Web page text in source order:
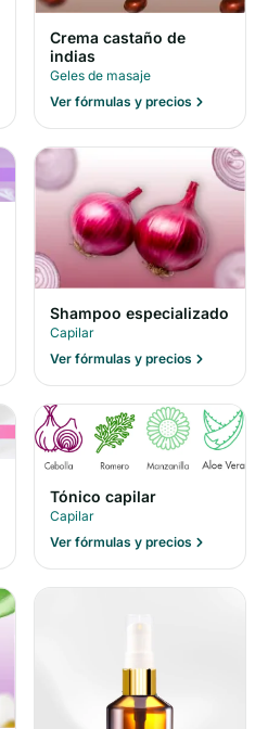
Crema castaño de
indias
Geles de masaje
Ver fórmulas y precios
Shampoo especializado
Capilar
Ver fórmulas y precios
Tónico capilar
Capilar
Ver fórmulas y precios